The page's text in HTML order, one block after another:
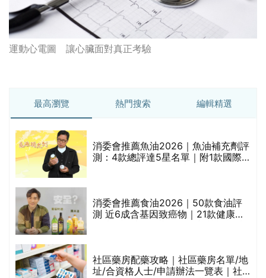
運動心電圖 讓心臟面對真正考驗
最高瀏覽 熱門搜索 編輯精選
消委會推薦魚油2026｜魚油補充劑評
測：4款總評達5星名單｜附1款國際
消委會推薦食油2026｜50款食油評
測 近6成含基因致癌物｜21款健康煮
社區藥房配藥攻略｜社區藥房名單/地
址/合資格人士/申請辦法一覽表｜社